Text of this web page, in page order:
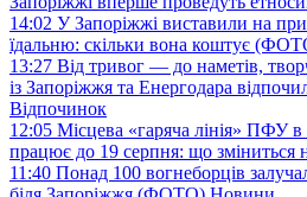
14:02 У Запоріжжі виставили на
їдальню: скільки вона коштує
13:27 Від тривог — до наметів,
із Запоріжжя та Енергодара
Відпочинок
12:05 Місцева «гаряча лінія» ПФУ в
працює до 19 серпня: що зміниться
11:40 Понад 100 вогнеборців